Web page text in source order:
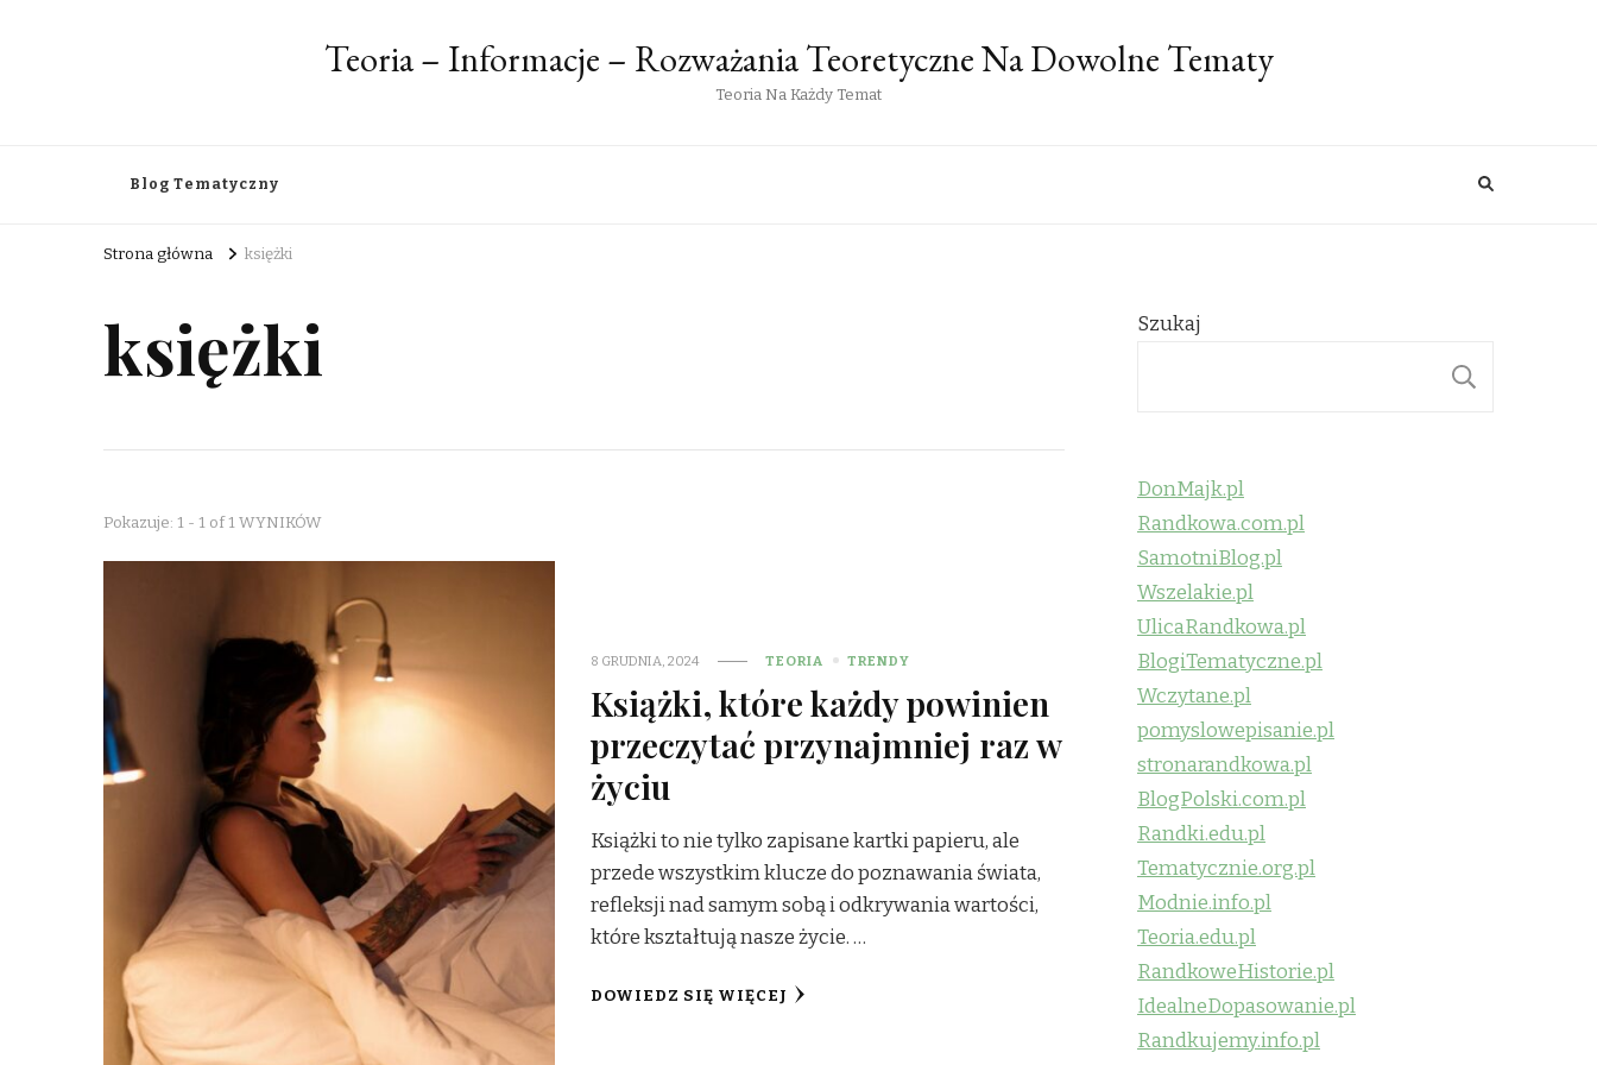
Teoria – Informacje – Rozważania Teoretyczne Na Dowolne Tematy
Teoria Na Każdy Temat
Blog Tematyczny
Strona główna księżki
księżki
Pokazuje: 1 - 1 of 1 WYNIKÓW
8 GRUDNIA, 2024 TEORIA TRENDY
Książki, które każdy powinien
przeczytać przynajmniej raz w
życiu
Książki to nie tylko zapisane kartki papieru, ale
przede wszystkim klucze do poznawania świata,
refleksji nad samym sobą i odkrywania wartości,
które kształtują nasze życie. …
DOWIEDZ SIĘ WIĘCEJ
Szukaj
DonMajk.pl
Randkowa.com.pl
SamotniBlog.pl
Wszelakie.pl
UlicaRandkowa.pl
BlogiTematyczne.pl
Wczytane.pl
pomyslowepisanie.pl
stronarandkowa.pl
BlogPolski.com.pl
Randki.edu.pl
Tematycznie.org.pl
Modnie.info.pl
Teoria.edu.pl
RandkoweHistorie.pl
IdealneDopasowanie.pl
Randkujemy.info.pl